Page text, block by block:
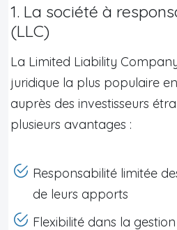
1. La société à
(LLC)
La Limited Liability
juridique la plus populaire
auprès des investisseurs
plusieurs avantages :
Responsabilité limitée
de leurs apports
Flexibilité dans la